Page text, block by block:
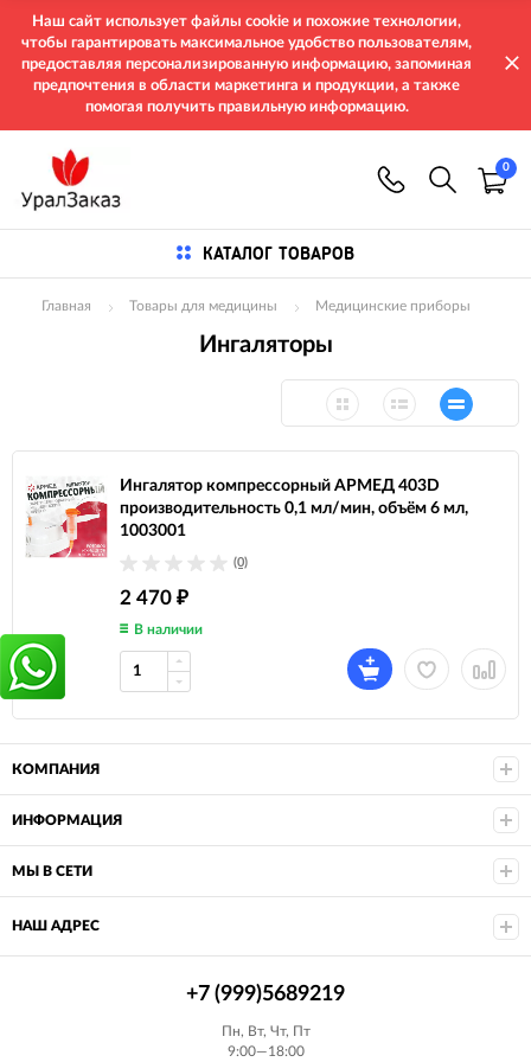
Наш сайт использует файлы cookie и похожие технологии,
чтобы гарантировать максимальное удобство пользователям,
предоставляя персонализированную информацию, запоминая
предпочтения в области маркетинга и продукции, а также
помогая получить правильную информацию.
0
КАТАЛОГ ТОВАРОВ
Главная Товары для медицины Медицинские приборы
Ингаляторы
Ингалятор компрессорный АРМЕД 403D
производительность 0,1 мл/мин, объём 6 мл,
1003001
(0)
2 470 ₽
В наличии
КОМПАНИЯ
ИНФОРМАЦИЯ
МЫ В СЕТИ
НАШ АДРЕС
+7 (999)5689219
Пн, Вт, Чт, Пт
9:00—18:00